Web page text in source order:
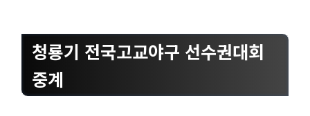
청룡기 전국고교야구 선수권대회
중계